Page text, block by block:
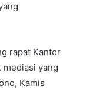
rapat Kantor
mediasi yang
Kamis